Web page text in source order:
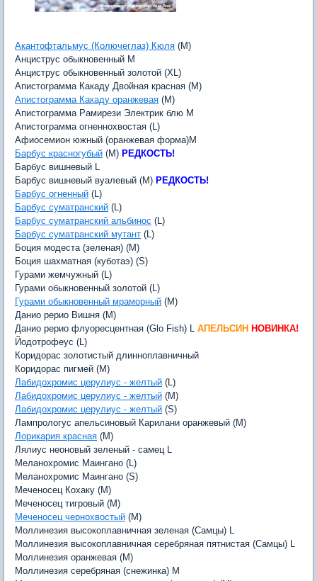
Акантофтальмус (Колючеглаз) Кюля (M)
Анциструс обыкновенный M
Анциструс обыкновенный золотой (XL)
Апистограмма Какаду Двойная красная (M)
Апистограмма Какаду оранжевая (M)
Апистограмма Рамирези Электрик блю M
Апистограмма огненнохвостая (L)
Афиосемион южный (оранжевая форма)M
Барбус красногубый (M) РЕДКОСТЬ!
Барбус вишневый L
Барбус вишневый вуалевый (M) РЕДКОСТЬ!
Барбус огненный (L)
Барбус суматранский (L)
Барбус суматранский альбинос (L)
Барбус суматранский мутант (L)
Боция модеста (зеленая) (M)
Боция шахматная (куботаэ) (S)
Гурами жемчужный (L)
Гурами обыкновенный золотой (L)
Гурами обыкновенный мраморный (M)
Данио рерио Вишня (M)
Данио рерио флуоресцентная (Glo Fish) L АПЕЛЬСИН НОВИНКА!
Йодотрофеус (L)
Коридорас золотистый длинноплавничный
Коридорас пигмей (M)
Лабидохромис церулиус - желтый (L)
Лабидохромис церулиус - желтый (M)
Лабидохромис церулиус - желтый (S)
Лампрологус апельсиновый Карилани оранжевый (M)
Лорикария красная (M)
Лялиус неоновый зеленый - самец L
Меланохромис Маингано (L)
Меланохромис Маингано (S)
Меченосец Кохаку (M)
Меченосец тигровый (M)
Меченосец чернохвостый (M)
Моллинезия высокоплавничная зеленая (Самцы) L
Моллинезия высокоплавничная серебряная пятнистая (Самцы) L
Моллинезия оранжевая (M)
Моллинезия серебряная (снежинка) M